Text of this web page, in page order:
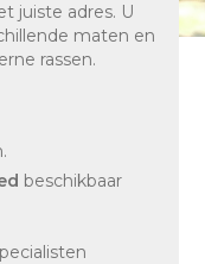
juiste adres. U
maten en
rassen.
beschikbaar